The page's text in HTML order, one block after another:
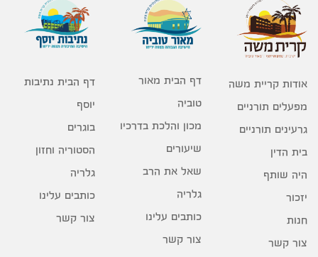
אודות קריית משה
מפעלים תורניים
גרעינים תורניים
בית הדין
היה שותף
יזכור
חנות
צור קשר
דף הבית מאור
טוביה
מכון והלכת בדרכיו
שיעורים
שאל את הרב
גלריה
כותבים עלינו
צור קשר
דף הבית נתיבות
יוסף
בוגרים
הסטוריה וחזון
גלריה
כותבים עלינו
צור קשר